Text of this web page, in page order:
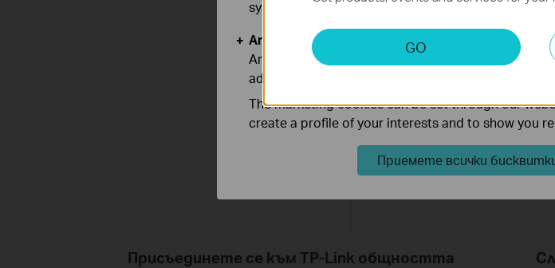
Security Wi-Fi Camera
Присъединете се към TP-Link общността
GO
systems.
Analysis and Marketing Cookies
Analysis cookies enable us to analyze your
adapt the functionality of our website.
The marketing cookies can be set through our
create a profile of your interests and to show you
Приемете всички